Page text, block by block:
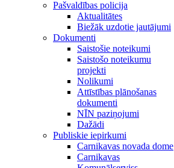
Pašvaldības policija
Aktualitātes
Biežāk uzdotie jautājumi
Dokumenti
Saistošie noteikumi
Saistošo noteikumu
projekti
Nolikumi
Attīstības plānošanas
dokumenti
NĪN paziņojumi
Dažādi
Publiskie iepirkumi
Carnikavas novada dome
Carnikavas